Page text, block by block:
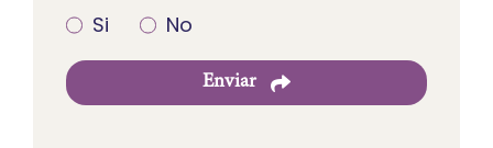
Si
No
Enviar